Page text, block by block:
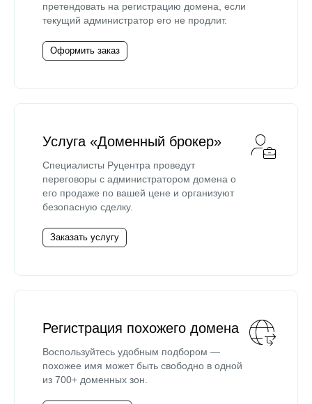
претендовать на регистрацию домена, если
текущий администратор его не продлит.
Оформить заказ
Услуга «Доменный брокер»
Специалисты Руцентра проведут
переговоры с администратором домена о
его продаже по вашей цене и организуют
безопасную сделку.
Заказать услугу
Регистрация похожего домена
Воспользуйтесь удобным подбором —
похожее имя может быть свободно в одной
из 700+ доменных зон.